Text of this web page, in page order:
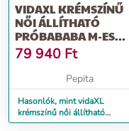
VIDAXL KRÉMSZÍNŰ
NŐI ÁLLÍTHATÓ
PRÓBABABA M-ES
MÉRET 40-46
79 940 Ft
Pepita
Hasonlók, mint vidaXL
krémszínű női állítható
próbababa M-es méret 40-46